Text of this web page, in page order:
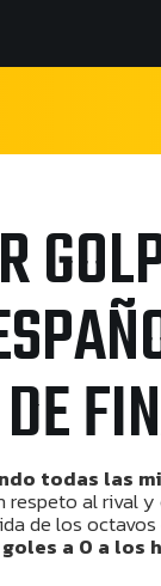
todas las
al rival
de los octavos
a 0 a los